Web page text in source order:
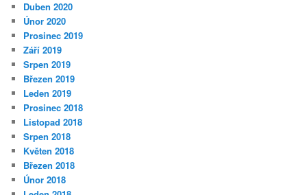
Duben 2020
Únor 2020
Prosinec 2019
Září 2019
Srpen 2019
Březen 2019
Leden 2019
Prosinec 2018
Listopad 2018
Srpen 2018
Květen 2018
Březen 2018
Únor 2018